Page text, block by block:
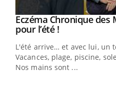
Youtube
Eczéma Chronique des
pour l’été !Youtube
L'été arrive… et avec lui, un
Vacances, plage, piscine,
Nos mains sont ...